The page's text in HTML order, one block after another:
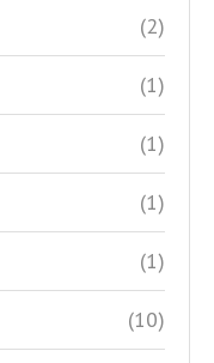
(2)
(1)
(1)
(1)
(1)
(10)